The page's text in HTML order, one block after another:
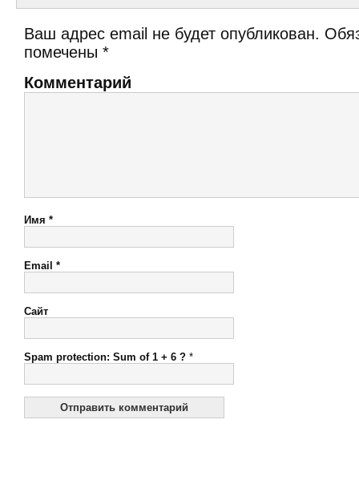
Ваш адрес email не будет опубликован.
помечены *
Комментарий
Имя *
Email *
Сайт
Spam protection: Sum of 1 + 6 ? *